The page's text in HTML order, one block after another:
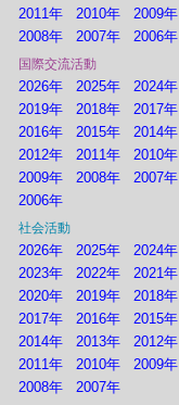
2011年
2010年
2009年
2008年
2007年 2006年
国際交流活動
2026年 2025年
2024年
2019年
2018年
2017年
2016年
2015年
2014年
2012年
2011年
2010年
2009年
2008年
2007年
2006年
社会活動
2026年 2025年
2024年
2023年
2022年
2021年
2020年
2019年
2018年
2017年
2016年
2015年
2014年
2013年
2012年
2011年
2010年
2009年
2008年
2007年